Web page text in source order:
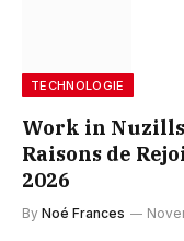
TECHNOLOGIE
Work in
Raisons de
2026
By Noé Frances